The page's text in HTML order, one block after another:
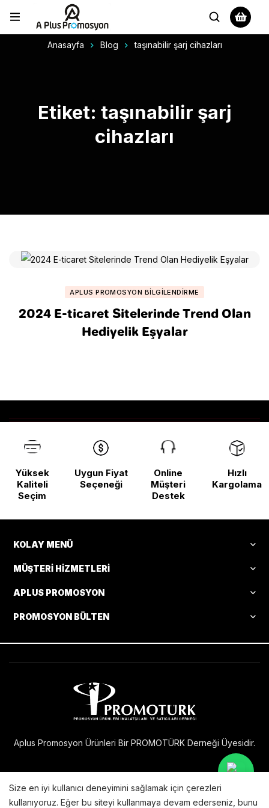
Anasayfa Blog taşınabilir şarj cihazları
Etiket: taşınabilir şarj
cihazları
APLUS PROMOSYON BILGILENDIRME
2024 E-ticaret Sitelerinde Trend Olan
Hediyelik Eşyalar
Yüksek
Kaliteli
Seçim
Uygun Fiyat
Seçeneği
Online
Müşteri
Destek
Hızlı
Kargolama
KOLAY MENÜ
MÜŞTERI HIZMETLERI
APLUS PROMOSYON
PROMOSYON BÜLTEN
Aplus Promosyon Ürünleri Bir PROMOTÜRK Derneği Üyesidir.
Bu internet sitesiX Technologysunucularında barındırılmakta ve
Size en iyi kullanıcı deneyimini sağlamak için çerezleri
kullanıyoruz. Eğer bu siteyi kullanmaya devam ederseniz, bunu